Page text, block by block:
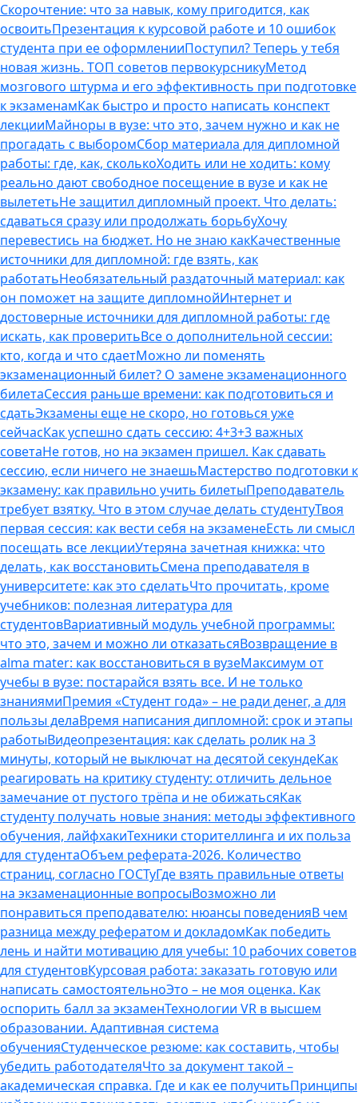
Скорочтение: что за навык, кому пригодится, как
освоитьПрезентация к курсовой работе и 10 ошибок
студента при ее оформленииПоступил? Теперь у тебя
новая жизнь. ТОП советов первокурсникуМетод
мозгового штурма и его эффективность при подготовке
к экзаменамКак быстро и просто написать конспект
лекцииМайноры в вузе: что это, зачем нужно и как не
прогадать с выборомСбор материала для дипломной
работы: где, как, сколькоХодить или не ходить: кому
реально дают свободное посещение в вузе и как не
вылететьНе защитил дипломный проект. Что делать:
сдаваться сразу или продолжать борьбуХочу
перевестись на бюджет. Но не знаю какКачественные
источники для дипломной: где взять, как
работатьНеобязательный раздаточный материал: как
он поможет на защите дипломнойИнтернет и
достоверные источники для дипломной работы: где
искать, как проверитьВсе о дополнительной сессии:
кто, когда и что сдаетМожно ли поменять
экзаменационный билет? О замене экзаменационного
билетаСессия раньше времени: как подготовиться и
сдатьЭкзамены еще не скоро, но готовься уже
сейчасКак успешно сдать сессию: 4+3+3 важных
советаНе готов, но на экзамен пришел. Как сдавать
сессию, если ничего не знаешьМастерство подготовки к
экзамену: как правильно учить билетыПреподаватель
требует взятку. Что в этом случае делать студентуТвоя
первая сессия: как вести себя на экзаменеЕсть ли смысл
посещать все лекцииУтеряна зачетная книжка: что
делать, как восстановитьСмена преподавателя в
университете: как это сделатьЧто прочитать, кроме
учебников: полезная литература для
студентовВариативный модуль учебной программы:
что это, зачем и можно ли отказатьсяВозвращение в
alma mater: как восстановиться в вузеМаксимум от
учебы в вузе: постарайся взять все. И не только
знаниямиПремия «Студент года» – не ради денег, а для
пользы делаВремя написания дипломной: срок и этапы
работыВидеопрезентация: как сделать ролик на 3
минуты, который не выключат на десятой секундеКак
реагировать на критику студенту: отличить дельное
замечание от пустого трёпа и не обижатьсяКак
студенту получать новые знания: методы эффективного
обучения, лайфхакиТехники сторителлинга и их польза
для студентаОбъем реферата-2026. Количество
страниц, согласно ГОСТуГде взять правильные ответы
на экзаменационные вопросыВозможно ли
понравиться преподавателю: нюансы поведенияВ чем
разница между рефератом и докладомКак победить
лень и найти мотивацию для учебы: 10 рабочих советов
для студентовКурсовая работа: заказать готовую или
написать самостоятельноЭто – не моя оценка. Как
оспорить балл за экзаменТехнологии VR в высшем
образовании. Адаптивная система
обученияСтуденческое резюме: как составить, чтобы
убедить работодателяЧто за документ такой –
академическая справка. Где и как ее получитьПринципы